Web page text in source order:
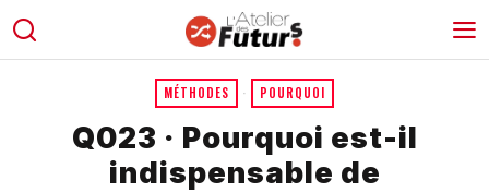
MÉTHODES · POURQUOI
Q023 · Pourquoi est-il
indispensable de